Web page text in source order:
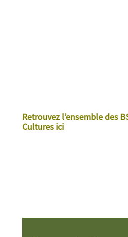
Retrouvez l’ensemble des
Cultures ici